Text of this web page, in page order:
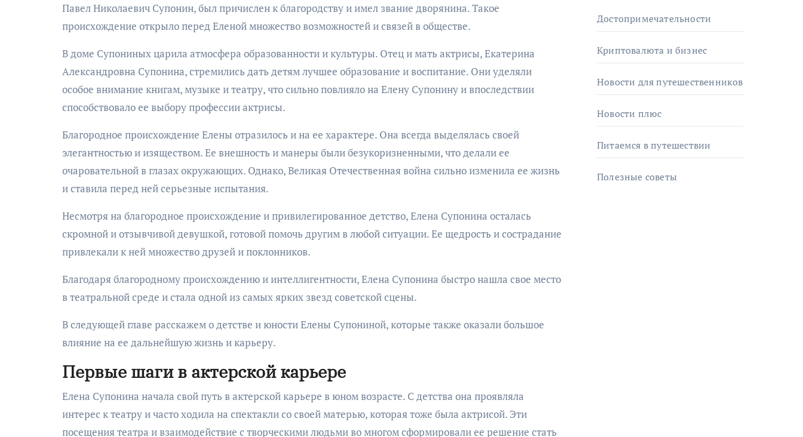
Павел Николаевич Супонин, был причислен к благородству и имел звание дворянина. Такое
происхождение открыло перед Еленой множество возможностей и связей в обществе.
В доме Супониных царила атмосфера образованности и культуры. Отец и мать актрисы, Екатерина
Александровна Супонина, стремились дать детям лучшее образование и воспитание. Они уделяли
особое внимание книгам, музыке и театру, что сильно повлияло на Елену Супонину и впоследствии
способствовало ее выбору профессии актрисы.
Благородное происхождение Елены отразилось и на ее характере. Она всегда выделялась своей
элегантностью и изяществом. Ее внешность и манеры были безукоризненными, что делали ее
очаровательной в глазах окружающих. Однако, Великая Отечественная война сильно изменила ее жизнь
и ставила перед ней серьезные испытания.
Несмотря на благородное происхождение и привилегированное детство, Елена Супонина осталась
скромной и отзывчивой девушкой, готовой помочь другим в любой ситуации. Ее щедрость и сострадание
привлекали к ней множество друзей и поклонников.
Благодаря благородному происхождению и интеллигентности, Елена Супонина быстро нашла свое место
в театральной среде и стала одной из самых ярких звезд советской сцены.
В следующей главе расскажем о детстве и юности Елены Супониной, которые также оказали большое
влияние на ее дальнейшую жизнь и карьеру.
Первые шаги в актерской карьере
Елена Супонина начала свой путь в актерской карьере в юном возрасте. С детства она проявляла
интерес к театру и часто ходила на спектакли со своей матерью, которая тоже была актрисой. Эти
посещения театра и взаимодействие с творческими людьми во многом сформировали ее решение стать
Достопримечательности
Криптовалюта и бизнес
Новости для путешественников
Новости плюс
Питаемся в путешествии
Полезные советы